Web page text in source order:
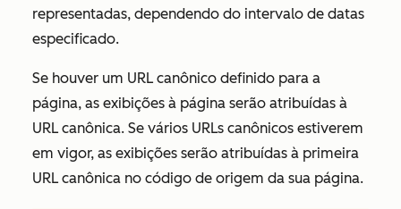
representadas, dependendo do intervalo de datas
especificado.
Se houver um URL canônico definido para a
página, as exibições à página serão atribuídas à
URL canônica. Se vários URLs canônicos estiverem
em vigor, as exibições serão atribuídas à primeira
URL canônica no código de origem da sua página.